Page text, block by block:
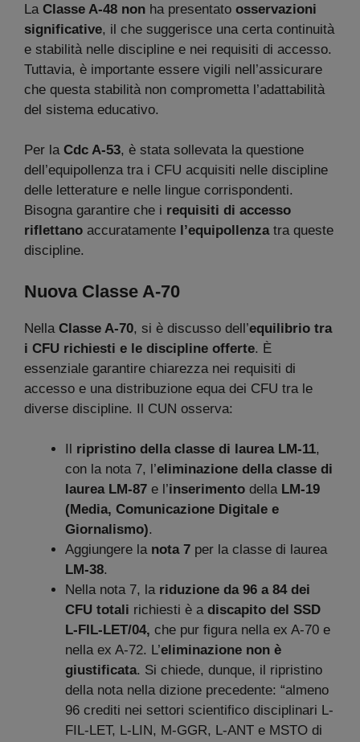
La Classe A-48 non ha presentato osservazioni
significative, il che suggerisce una certa continuità
e stabilità nelle discipline e nei requisiti di accesso.
Tuttavia, è importante essere vigili nell’assicurare
che questa stabilità non comprometta l’adattabilità
del sistema educativo.
Per la Cdc A-53, è stata sollevata la questione
dell’equipollenza tra i CFU acquisiti nelle discipline
delle letterature e nelle lingue corrispondenti.
Bisogna garantire che i requisiti di accesso
riflettano accuratamente l’equipollenzatra queste
discipline.
Nuova Classe A-70
Nella Classe A-70, si è discusso dell’equilibrio tra
i CFU richiesti e le discipline offerte. È
essenziale garantire chiarezza nei requisiti di
accesso e una distribuzione equa dei CFU tra le
diverse discipline. Il CUN osserva:
ripristino della classe di laurea LM-11,
con la nota 7, l’eliminazione della classe di
laurea LM-87 e l’inserimento della LM-19
(Media, Comunicazione Digitale e
Giornalismo).
Aggiungere lanota 7 per la classe di laurea
LM-38.
Nella nota 7, la riduzione da 96 a 84 dei
CFU totali richiesti è a discapito del SSD
L-FIL-LET/04, che pur figura nella ex A-70 e
nella ex A-72. L’eliminazione non è
giustificata. Si chiede, dunque, il ripristino
della nota nella dizione precedente: “almeno
96 crediti nei settori scientifico disciplinari L-
FIL-LET, L-LIN, M-GGR, L-ANT e MSTO di